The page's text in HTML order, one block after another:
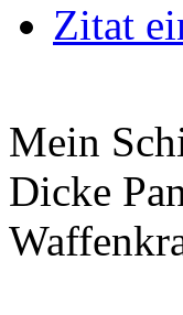
Zitat
Mein
Dicke